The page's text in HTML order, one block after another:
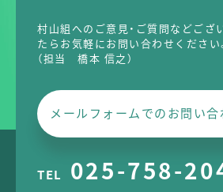
村山組へのご意見・ご質問などござ
たら お気軽にお問い合わせください
（担当 橋本 信之）
メールフォームでのお問い合
TEL 025-758-